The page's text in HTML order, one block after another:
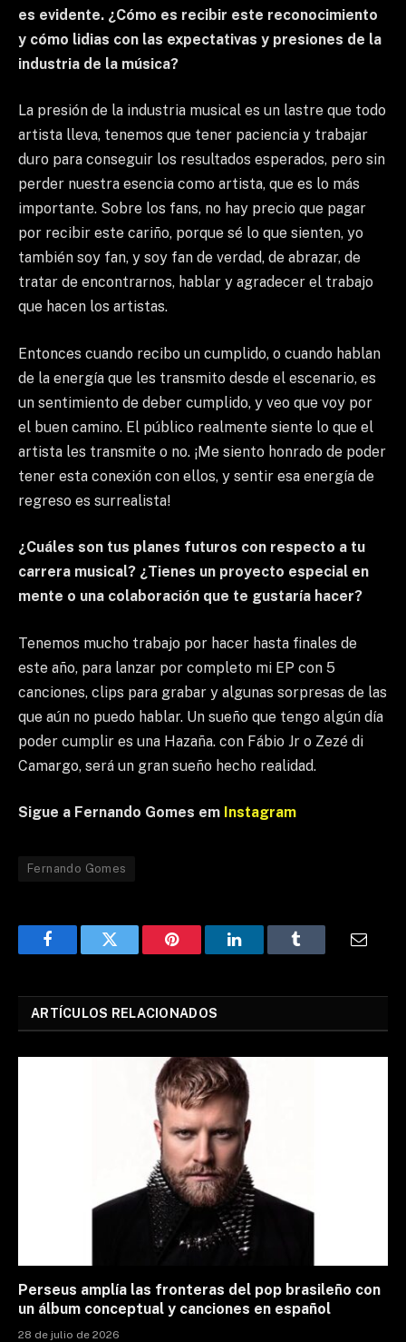
es evidente. ¿Cómo es recibir este reconocimiento
y cómo lidias con las expectativas y presiones de la
industria de la música?
La presión de la industria musical es un lastre que todo
artista lleva, tenemos que tener paciencia y trabajar
duro para conseguir los resultados esperados, pero sin
perder nuestra esencia como artista, que es lo más
importante. Sobre los fans, no hay precio que pagar
por recibir este cariño, porque sé lo que sienten, yo
también soy fan, y soy fan de verdad, de abrazar, de
tratar de encontrarnos, hablar y agradecer el trabajo
que hacen los artistas.
Entonces cuando recibo un cumplido, o cuando hablan
de la energía que les transmito desde el escenario, es
un sentimiento de deber cumplido, y veo que voy por
el buen camino. El público realmente siente lo que el
artista les transmite o no. ¡Me siento honrado de poder
tener esta conexión con ellos, y sentir esa energía de
regreso es surrealista!
¿Cuáles son tus planes futuros con respecto a tu
carrera musical? ¿Tienes un proyecto especial en
mente o una colaboración que te gustaría hacer?
Tenemos mucho trabajo por hacer hasta finales de
este año, para lanzar por completo mi EP con 5
canciones, clips para grabar y algunas sorpresas de las
que aún no puedo hablar. Un sueño que tengo algún día
poder cumplir es una Hazaña. con Fábio Jr o Zezé di
Camargo, será un gran sueño hecho realidad.
Sigue a Fernando Gomes em Instagram
Fernando Gomes
FacebookTwitter Pinterest LinkedInTumblr
ARTÍCULOS RELACIONADOS
Perseus amplía las fronteras del pop brasileño con
un álbum conceptual y canciones en español
28 de julio de 2026